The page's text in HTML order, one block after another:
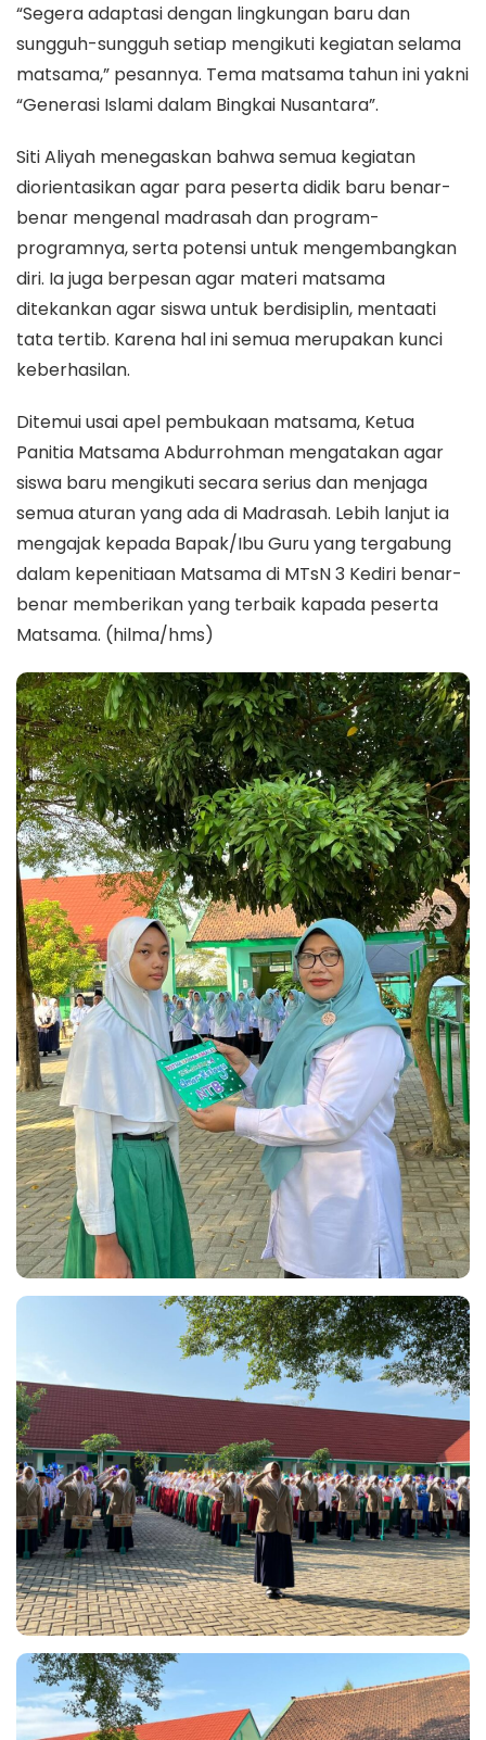
“Segera adaptasi dengan lingkungan baru dan
sungguh-sungguh setiap mengikuti kegiatan selama
matsama,” pesannya. Tema matsama tahun ini yakni
“Generasi Islami dalam Bingkai Nusantara”.
Siti Aliyah menegaskan bahwa semua kegiatan
diorientasikan agar para peserta didik baru benar-
benar mengenal madrasah dan program-
programnya, serta potensi untuk mengembangkan
diri. Ia juga berpesan agar materi matsama
ditekankan agar siswa untuk berdisiplin, mentaati
tata tertib. Karena hal ini semua merupakan kunci
keberhasilan.
Ditemui usai apel pembukaan matsama, Ketua
Panitia Matsama Abdurrohman mengatakan agar
siswa baru mengikuti secara serius dan menjaga
semua aturan yang ada di Madrasah. Lebih lanjut ia
mengajak kepada Bapak/Ibu Guru yang tergabung
dalam kepenitiaan Matsama di MTsN 3 Kediri benar-
benar memberikan yang terbaik kapada peserta
Matsama. (hilma/hms)